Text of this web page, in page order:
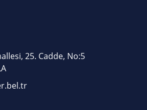
25. Cadde, No:5